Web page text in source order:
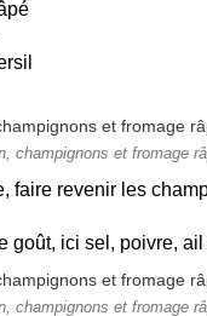
champignons et fromage
faire revenir les
goût, ici sel, poivre,
champignons et fromage